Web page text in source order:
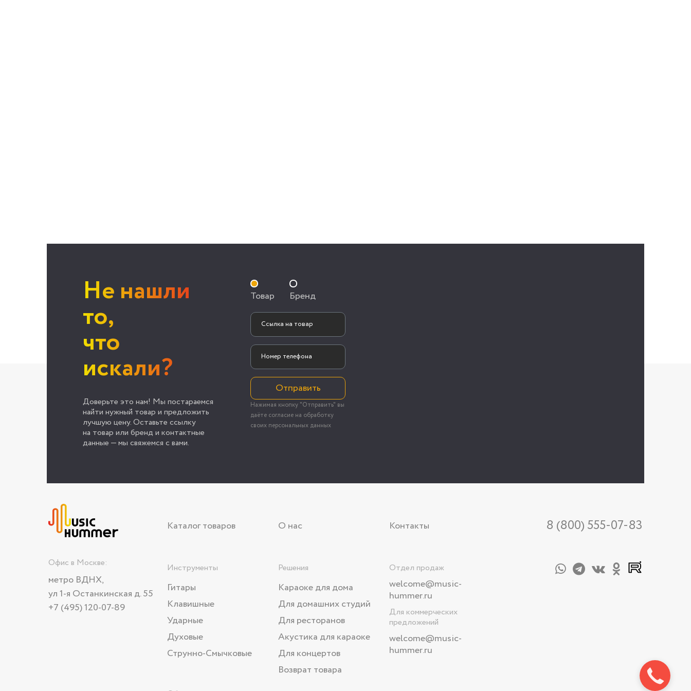
Не нашли
то,
что
искали?
Доверьте это нам! Мы постараемся
найти нужный товар и предложить
лучшую цену. Оставьте ссылку
на товар или бренд и контактные
данные — мы свяжемся с вами.
Товар Бренд
Отправить
Нажимая кнопку "Отправить" вы
даёте согласие на обработку
своих персональных данных
Каталог товаров О нас Контакты 8 (800) 555-07-83
Инструменты
Гитары
Клавишные
Ударные
Духовые
Струнно-Смычковые
Решения
Караоке для дома
Для домашних студий
Для ресторанов
Акустика для караоке
Для концертов
Возврат товара
Отдел продаж
welcome@music-
hummer.ru
Для коммерческих
предложений
welcome@music-
hummer.ru
Офис в Москве:
метро ВДНХ,
ул 1-я Останкинская д. 55
+7 (495) 120-07-89
Закажите
звонок